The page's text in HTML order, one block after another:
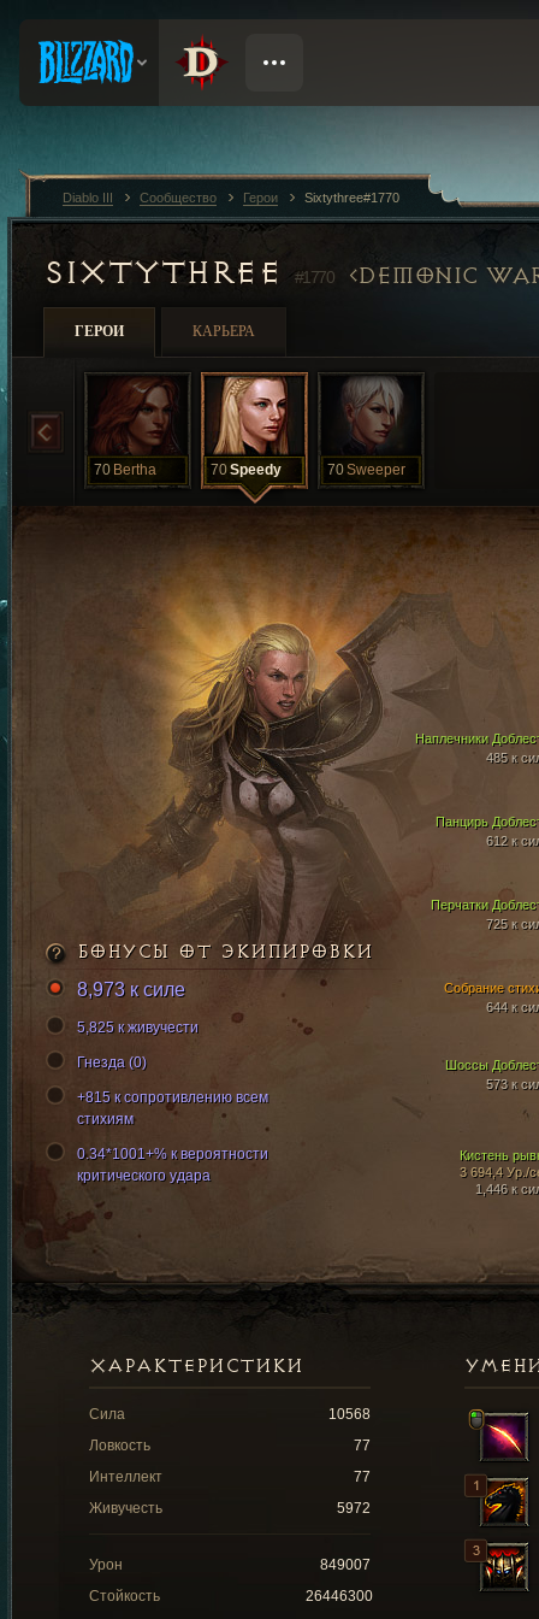
SIXTYTHREE #1770 DEMONIC
ГЕРОИ КАРЬЕРА
70 Bertha 70Speedy 70Sweeper
Панцирь
612 к
Перчатки
725 к
Наплечники
485 к
Шоссы
573 к
Кистень
3 694,4 Ур./
1,446 к
Собрание
644 к
БОНУСЫ ОТ ЭКИПИРОВКИ
8,973 к силе
5,825 к живучести
Гнезда (0)
+815 к сопротивлению всем
стихиям
0.34*1001+% к вероятности
критического удара
ХАРАКТЕРИСТИКИ
Сила
10568
Ловкость
77
Интеллект
77
Живучесть
5972
Урон
849007
Стойкость
26446300
Diablo III Сообщество Герои Sixtythree#1770